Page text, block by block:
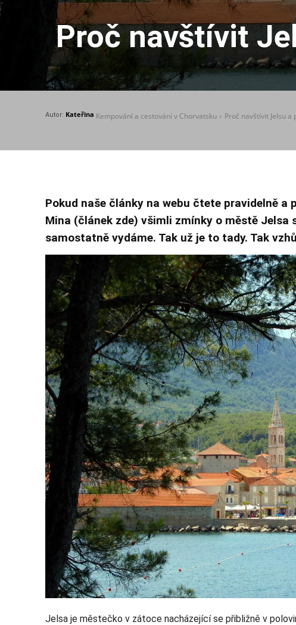
Proč navštívit
Autor: Kateřina Kempování a cestování v Chorvatsku Proč navštívit Jelsu
Pokud naše články na webu čtete pravidelně a
Mina (článek zde) všimli zmínky o městě
samostatně vydáme. Tak už je to tady. Tak
Jelsa je městečko v zátoce nacházející se přibližně v